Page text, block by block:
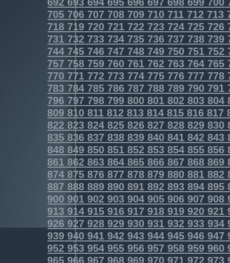
705 706 707 708 709 710 711 712 713
718 719 720 721 722 723 724 725 726
731 732 733 734 735 736 737 738 739
744 745 746 747 748 749 750 751 752
757 758 759 760 761 762 763 764 765
770 771 772 773 774 775 776 777 778
783 784 785 786 787 788 789 790 791
796 797 798 799 800 801 802 803 804
809 810 811 812 813 814 815 816 817
822 823 824 825 826 827 828 829 830
835 836 837 838 839 840 841 842 843
848 849 850 851 852 853 854 855 856
861 862 863 864 865 866 867 868 869
874 875 876 877 878 879 880 881 882
887 888 889 890 891 892 893 894 895
900 901 902 903 904 905 906 907 908
913 914 915 916 917 918 919 920 921
926 927 928 929 930 931 932 933 934
939 940 941 942 943 944 945 946 947
952 953 954 955 956 957 958 959 960
965 966 967 968 969 970 971 972 973